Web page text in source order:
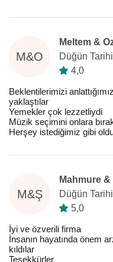
M&O
Meltem &
Düğün
4,0
Beklentilerimizi
yaklaştılar
Yemekler çok lezzetliydi
Müzik seçimini onlara
Herşey istediğimiz gibi
M&Ş
Mahmure &
Düğün
5,0
İyi ve özverili firma
İnsanın hayatında önem
kıldılar
Teşekkürler